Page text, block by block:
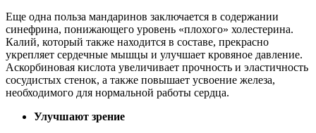
Еще одна польза мандаринов заключается в содержании
синефрина, понижающего уровень «плохого» холестерина.
Калий, который также находится в составе, прекрасно
укрепляет сердечные мышцы и улучшает кровяное давление.
Аскорбиновая кислота увеличивает прочность и эластичность
сосудистых стенок, а также повышает усвоение железа,
необходимого для нормальной работы сердца.
Улучшают зрение